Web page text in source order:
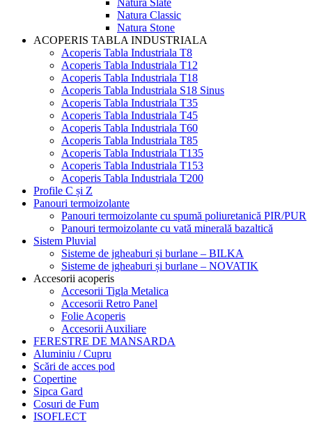
Natura Slate
Natura Classic
Natura Stone
ACOPERIS TABLA INDUSTRIALA
Acoperis Tabla Industriala T8
Acoperis Tabla Industriala T12
Acoperis Tabla Industriala T18
Acoperis Tabla Industriala S18 Sinus
Acoperis Tabla Industriala T35
Acoperis Tabla Industriala T45
Acoperis Tabla Industriala T60
Acoperis Tabla Industriala T85
Acoperis Tabla Industriala T135
Acoperis Tabla Industriala T153
Acoperis Tabla Industriala T200
Profile C și Z
Panouri termoizolante
Panouri termoizolante cu spumă poliuretanică PIR/PUR
Panouri termoizolante cu vată minerală bazaltică
Sistem Pluvial
Sisteme de jgheaburi și burlane – BILKA
Sisteme de jgheaburi și burlane – NOVATIK
Accesorii acoperis
Accesorii Tigla Metalica
Accesorii Retro Panel
Folie Acoperis
Accesorii Auxiliare
FERESTRE DE MANSARDA
Aluminiu / Cupru
Scări de acces pod
Copertine
Sipca Gard
Cosuri de Fum
ISOFLECT